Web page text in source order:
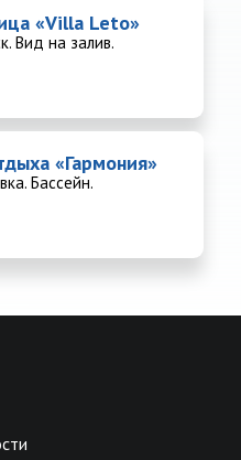
«Villa Leto»
Вид на залив.
«Гармония»
Бассейн.